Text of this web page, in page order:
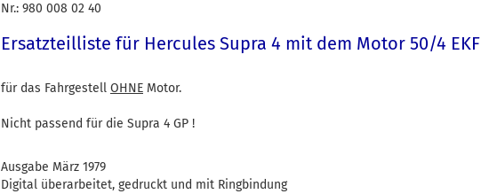
Nr.: 980 008 02 40
Ersatzteilliste für Hercules Supra 4 mit dem Motor 50/4 EKF
für das Fahrgestell OHNE Motor.
Nicht passend für die Supra 4 GP !
Ausgabe März 1979
Digital überarbeitet, gedruckt und mit Ringbindung